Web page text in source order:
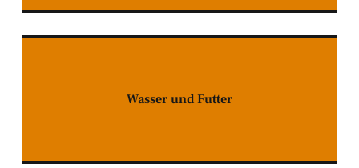
Wasser und Futter